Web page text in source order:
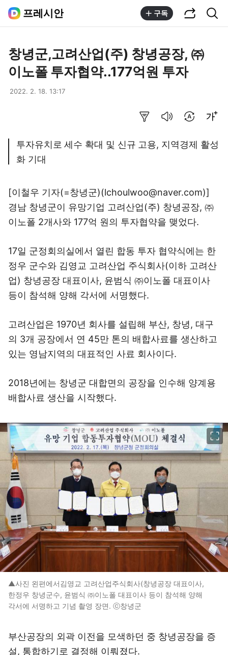
프레시안 구독
창녕군,고려산업(주) 창녕공장, ㈜
이노폴 투자협약..177억원 투자
2022. 2. 18. 13:17
투자유치로 세수 확대 및 신규 고용, 지역경제 활성
화 기대
[이철우 기자(=창녕군)(lchoulwoo@naver.com)]
경남 창녕군이 유망기업 고려산업(주) 창녕공장, ㈜
이노폴 2개사와 177억 원의 투자협약을 맺었다.
17일 군정회의실에서 열린 합동 투자 협약식에는 한
정우 군수와 김영교 고려산업 주식회사(이하 고려산
업) 창녕공장 대표이사, 윤범식 ㈜이노폴 대표이사
등이 참석해 양해 각서에 서명했다.
고려산업은 1970년 회사를 설립해 부산, 창녕, 대구
의 3개 공장에서 연 45만 톤의 배합사료를 생산하고
있는 영남지역의 대표적인 사료 회사이다.
2018년에는 창녕군 대합면의 공장을 인수해 양계용
배합사료 생산을 시작했다.
▲사진 왼편에서김영교 고려산업주식회사(창녕공장 대표이사,
한정우 창녕군수, 윤범식 ㈜이노폴 대표이사 등이 참석해 양해
각서에 서명하고 기념 촬영 장면. ⓒ창녕군
부산공장의 외곽 이전을 모색하던 중 창녕공장을 증
설, 통합하기로 결정해 이뤄졌다.